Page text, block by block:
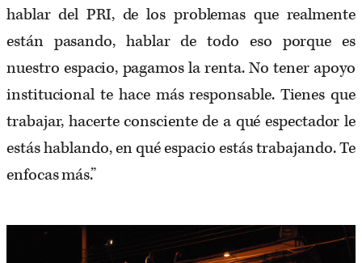
hablar del PRI, de los problemas que realmente
están pasando, hablar de todo eso porque es
nuestro espacio, pagamos la renta. No tener apoyo
institucional te hace más responsable. Tienes que
trabajar, hacerte consciente de a qué espectador le
estás hablando, en qué espacio estás trabajando. Te
enfocas más.”